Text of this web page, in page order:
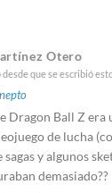
Otero
desde que se escribió
Dragon Ball Z era
de lucha
y algunos
demasiado??